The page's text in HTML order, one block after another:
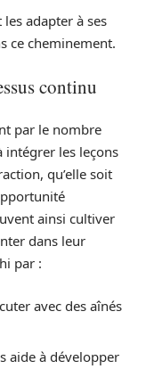
adapter à ses
ce cheminement.
continu
par le nombre
intégrer les leçons
qu’elle soit
ainsi cultiver
dans leur
par :
avec des aînés
aide à développer